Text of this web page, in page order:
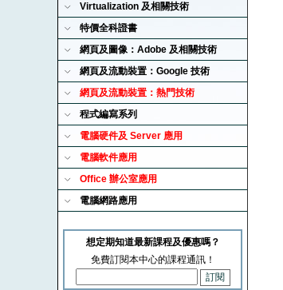
Virtualization 及相關技術
特價全科證書
網頁及圖像：Adobe 及相關技術
網頁及流動裝置：Google 技術
網頁及流動裝置：熱門技術
程式編寫系列
電腦硬件及 Server 應用
電腦軟件應用
Office 辦公室應用
電腦網路應用
想定期知道最新課程及優惠嗎？
免費訂閱本中心的課程通訊！